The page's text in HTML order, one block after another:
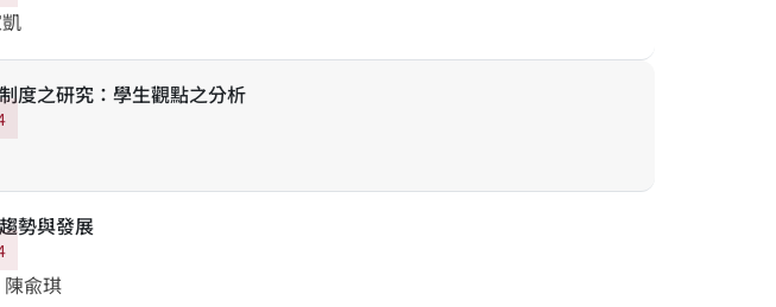
度之研究：學生觀點之分析
勢與發展
兪琪